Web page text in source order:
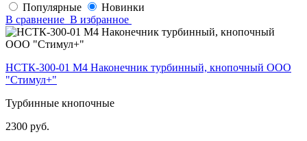
Популярные
Новинки
В сравнение В избранное
НСТК-300-01 М4 Наконечник турбинный, кнопочный ООО
"Стимул+"
Турбинные кнопочные
2300 руб.